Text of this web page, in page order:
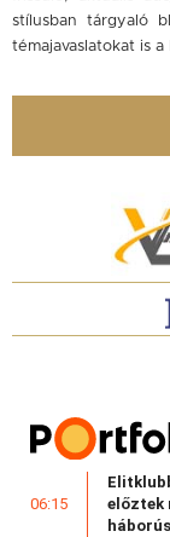
stílusban tárgyaló
témajavaslatokat is a
06:15
előztek